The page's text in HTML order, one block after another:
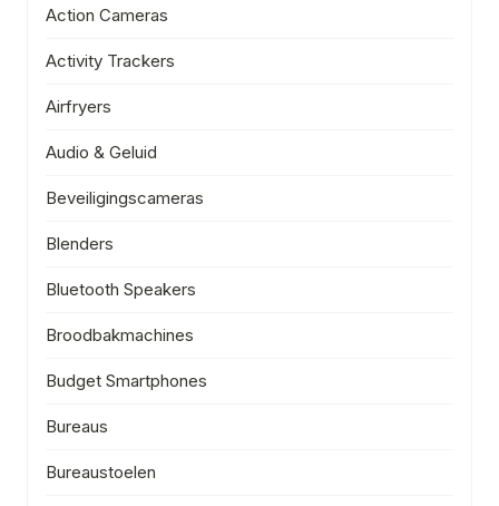
Action Cameras
Activity Trackers
Airfryers
Audio & Geluid
Beveiligingscameras
Blenders
Bluetooth Speakers
Broodbakmachines
Budget Smartphones
Bureaus
Bureaustoelen